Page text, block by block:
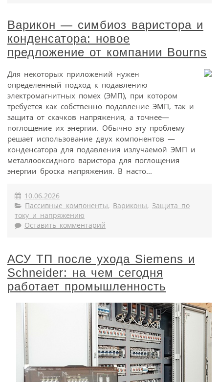
Варикон — симбиоз варистора и
конденсатора: новое
предложение от компании Bourns
Для некоторых приложений нужен
определенный подход к подавлению
электромагнитных помех (ЭМП), при котором
требуется как собственно подавление ЭМП, так и
защита от скачков напряжения, а точнее—
поглощение их энергии. Обычно эту проблему
решает использование двух компонентов —
конденсатора для подавления излучаемой ЭМП и
металлооксидного варистора для поглощения
энергии броска напряжения. В насто...
10.06.2026
Пассивные компоненты, Вариконы, Защита по
току и напряжению
Оставить комментарий
АСУ ТП после ухода Siemens и
Schneider: на чем сегодня
работает промышленность